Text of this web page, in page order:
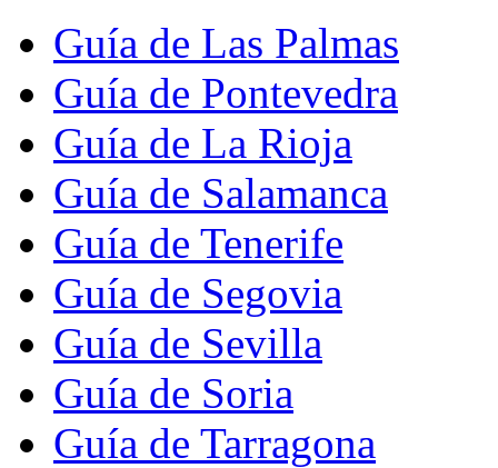
Guía de Las Palmas
Guía de Pontevedra
Guía de La Rioja
Guía de Salamanca
Guía de Tenerife
Guía de Segovia
Guía de Sevilla
Guía de Soria
Guía de Tarragona